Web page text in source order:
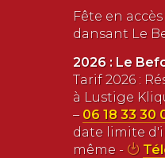
Fête en
dansant Le
2026 : Le
Tarif 2026 :
à Lustige
– 06 18 33 30
date limite
même -